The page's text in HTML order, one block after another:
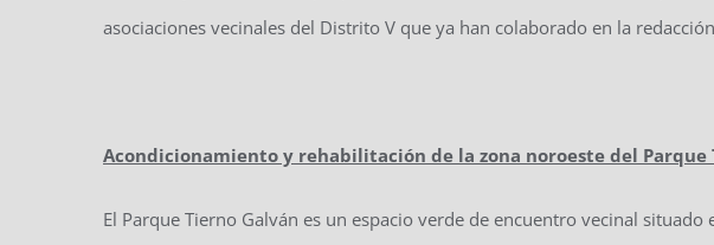
asociaciones vecinales del Distrito V que ya han colaborado en la
Acondicionamiento y rehabilitación de la zona noroeste del Parque
El Parque Tierno Galván es un espacio verde de encuentro vecinal situado